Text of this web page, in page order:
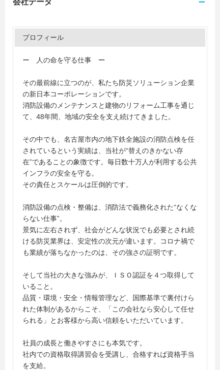
会社データ
プロフィール
ー 人の命を守る仕事 ー
その最前線に立つのが、私たち防災ソリューション企業
の新日本コーポレーションです。
消防設備のメンテナンスと建物のリフォーム工事を通じ
て、48年間、地域の安全を支え続けてきました。
その中でも、名古屋市内の地下鉄全施設の消防点検を任
されているという実績は、当社が“替えのきかない存
在”であることの象徴です。毎日数十万人が利用する公共
インフラの安全を守る。
その責任とスケールは圧倒的です。
消防設備の点検・整備は、消防法で義務化された“なくな
らない仕事”。
景気に左右されず、社会がどんな状況でも必要とされ続
ける防災業界は、安定性の次元が違います。コロナ禍で
も業績が落ちなかったのは、その強さの証明です。
そして当社の大きな強みが、ＩＳＯ認証を４つ取得して
いること。
品質・環境・安全・情報管理など、国際基準で裏付けら
れた体制があるからこそ、「この会社なら安心して任せ
られる」とお客様から高い信頼をいただいています。
社員の成長と働きやすさにも本気です。
社内での資格取得講習会を受講し、合格すれば資格手当
を支給。